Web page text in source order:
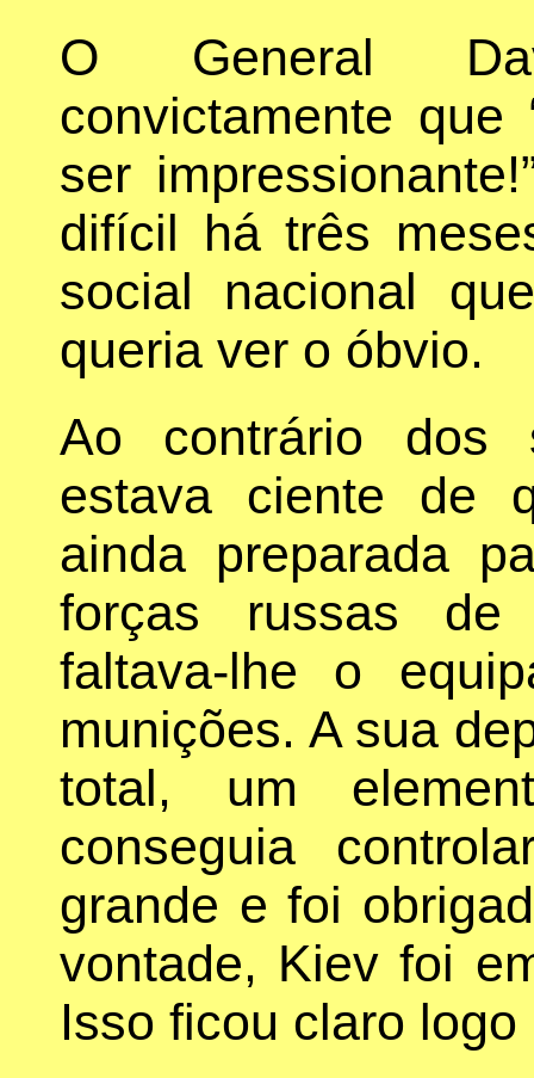
O General
convictamente que
ser
difícil há três
social nacional
queria ver o óbvio.
Ao contrário dos
estava ciente de
ainda preparada
forças russas de
faltava-lhe o
munições. A sua
total, um
conseguia
grande e foi
vontade, Kiev foi
Isso ficou claro